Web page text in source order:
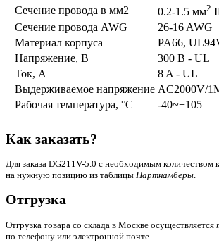
Сечение провода в мм2
0.2-1.5 мм2
Сечение провода AWG
26-16 AWG
Материал корпуса
PA66,
Напряжение, В
300 В - UL
Ток, А
8 A - UL
Выдерживаемое напряжение AC2000V/
Рабочая температура, °C
-40~+105
Как заказать?
Для заказа DG211V-5.0 с необходимым количеством
на нужную позицию из таблицы Партнамберы.
Отгрузка
Отгрузка товара со склада в Москве осуществляется
по телефону или электронной почте.